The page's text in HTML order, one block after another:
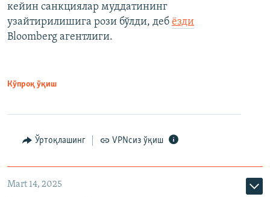
кейин санкциялар муддатининг
узайтирилишига рози бўлди, деб ёзди
Bloomberg агентлиги.
Кўпроқ ўқиш
Ўртоқлашинг VPNсиз ўқиш
Mart 14, 2025